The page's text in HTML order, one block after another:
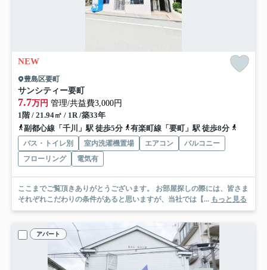
NEW
豊島区要町
サンシティー要町
7.7万円 管理/共益費3,000円
1階 / 21.94㎡ / 1R /築33年
副都心線「千川」駅 徒歩5分
有楽町線「要町」駅 徒歩8分
バス・トイレ別 室内洗濯機置場 エアコン
バルコニー
フローリング
電気有
ここまでご覧頂きありがとうございます。 お部屋探しの際には、皆さま
それぞれこだわりの条件があると思いますが、当社では【... もっと見る
アパート